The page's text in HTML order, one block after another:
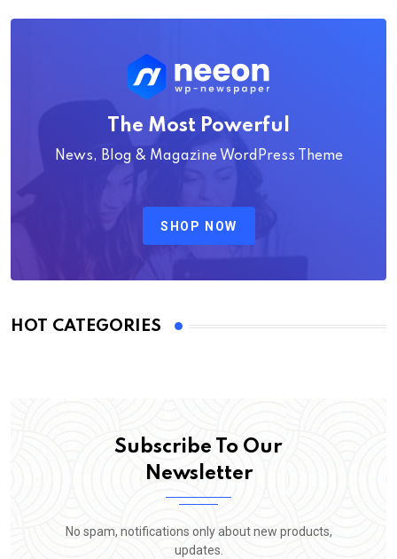
The Most Powerful
News, Blog & Magazine WordPress Theme
SHOP NOW
HOT CATEGORIES
Subscribe To Our
Newsletter
No spam, notifications only about new products,
updates.